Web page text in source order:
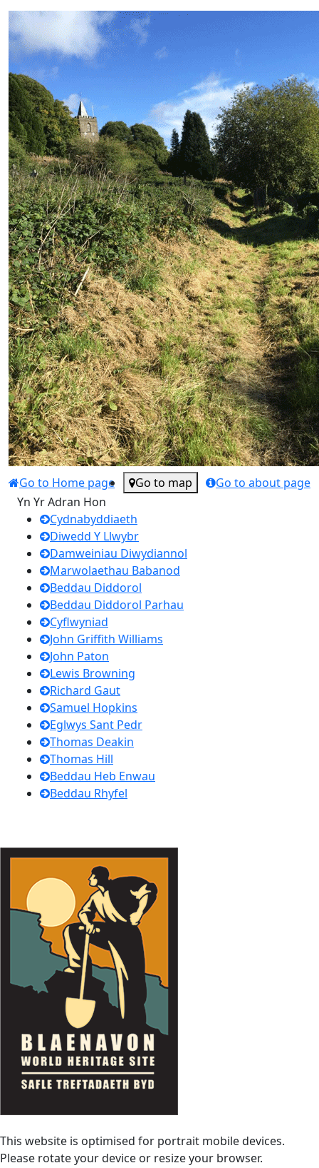
Go to Home page Go to map
Go to about page
Yn Yr Adran Hon
Cydnabyddiaeth
Diwedd Y Llwybr
Damweiniau Diwydiannol
Marwolaethau Babanod
Beddau Diddorol
Beddau Diddorol Parhau
Cyflwyniad
John Griffith Williams
John Paton
Lewis Browning
Richard Gaut
Samuel Hopkins
Eglwys Sant Pedr
Thomas Deakin
Thomas Hill
Beddau Heb Enwau
Beddau Rhyfel
This website is optimised for portrait mobile devices.
Please rotate your device or resize your browser.